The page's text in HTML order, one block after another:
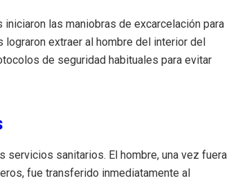
las maniobras de excarcelación para
extraer al hombre del interior del
de seguridad habituales para evitar
servicios sanitarios. El hombre, una vez fuera
fue transferido inmediatamente al